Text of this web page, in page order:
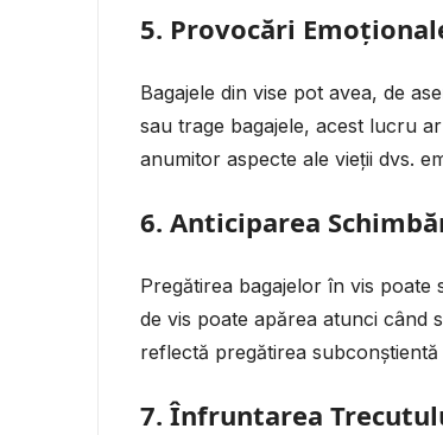
5. Provocări
Bagajele din vise pot avea, de
sau trage bagajele, acest lucru
anumitor aspecte ale vieții dvs.
6. Anticiparea
Pregătirea bagajelor în vis poate
de vis poate apărea atunci când
reflectă pregătirea
7.Înfruntarea